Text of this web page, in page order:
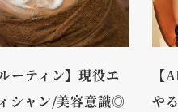
ーティン】現役エ
シャン/美容意識◎
【
や